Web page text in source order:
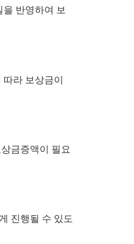
반영하여 보
라 보상금이
금증액이 필요
진행될 수 있도